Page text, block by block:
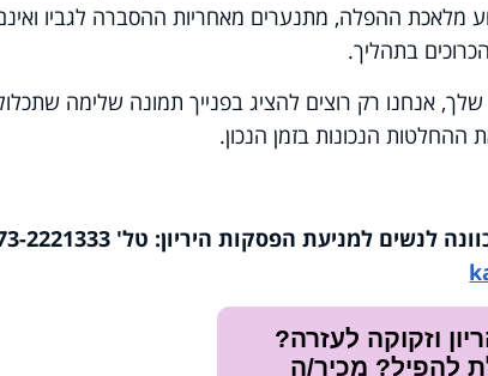
מלאכת ההפלה, מתנערים מאחריות ההסברה לגביו
בתהליך.
אנחנו רק רוצים להציג בפנייך תמונה שלימה
הנכונות בזמן הנכון.